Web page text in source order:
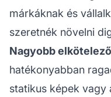
márkáknak és
szeretnék növelni
Nagyobb
hatékonyabban
statikus képek vagy